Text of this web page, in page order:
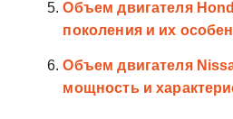
Объем двигателя
поколения и их
Объем двигателя
мощность и